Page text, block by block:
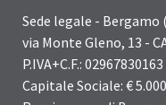
Sede legale - Bergamo
via Monte Gleno, 13 -
P.IVA+C.F.: 02967830163
Capitale Sociale: €